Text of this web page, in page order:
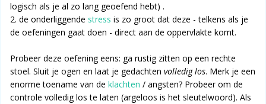
logisch als je al zo lang geoefend hebt) .
2. de onderliggende stress is zo groot dat deze - telkens als je
de oefeningen gaat doen - direct aan de oppervlakte komt.
Probeer deze oefening eens: ga rustig zitten op een rechte
stoel. Sluit je ogen en laat je gedachten volledig los. Merk je een
enorme toename van de klachten / angsten? Probeer om de
controle volledig los te laten (argeloos is het sleutelwoord). Als